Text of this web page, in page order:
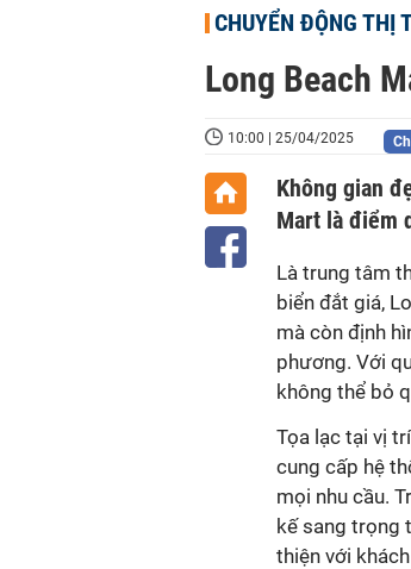
CHUYỂN ĐỘNG THỊ
Long Beach
10:00 | 25/04/2025
Không gian
Mart là điểm
Là trung tâm
biển đắt giá,
mà còn định
phương. Với
không thể bỏ
Tọa lạc tại vị
cung cấp hệ
mọi nhu cầu.
kế sang trọng
thiện với